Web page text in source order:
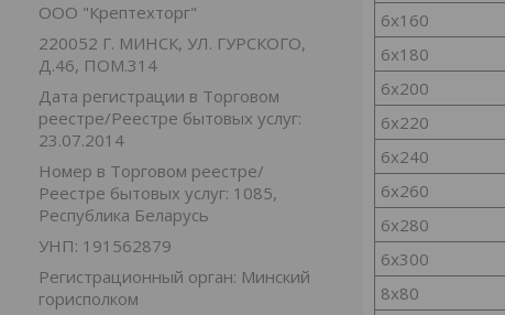
6х160
6х180
6х200
6х220
6х240
6х260
6х280
6х300
8х80
ООО "Крептехторг"
220052 Г. МИНСК, УЛ. ГУРСКОГО,
Д.46, ПОМ.314
Дата регистрации в Торговом
реестре/Реестре бытовых услуг:
23.07.2014
Номер в Торговом реестре/
Реестре бытовых услуг: 1085,
Республика Беларусь
УНП: 191562879
Регистрационный орган: Минский
горисполком